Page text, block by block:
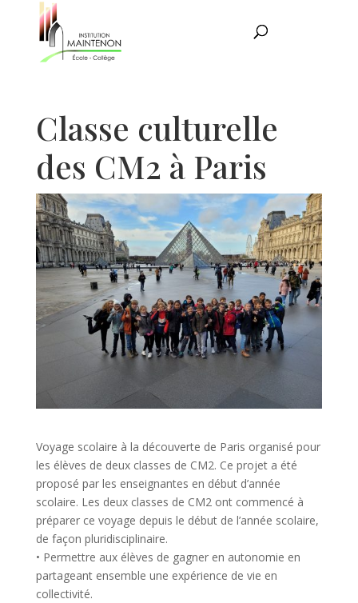
Classe culturelle
des CM2 à Paris
Voyage scolaire à la découverte de Paris organisé pour
les élèves de deux classes de CM2. Ce projet a été
proposé par les enseignantes en début d’année
scolaire. Les deux classes de CM2 ont commencé à
préparer ce voyage depuis le début de l’année scolaire,
de façon pluridisciplinaire.
• Permettre aux élèves de gagner en autonomie en
partageant ensemble une expérience de vie en
collectivité.